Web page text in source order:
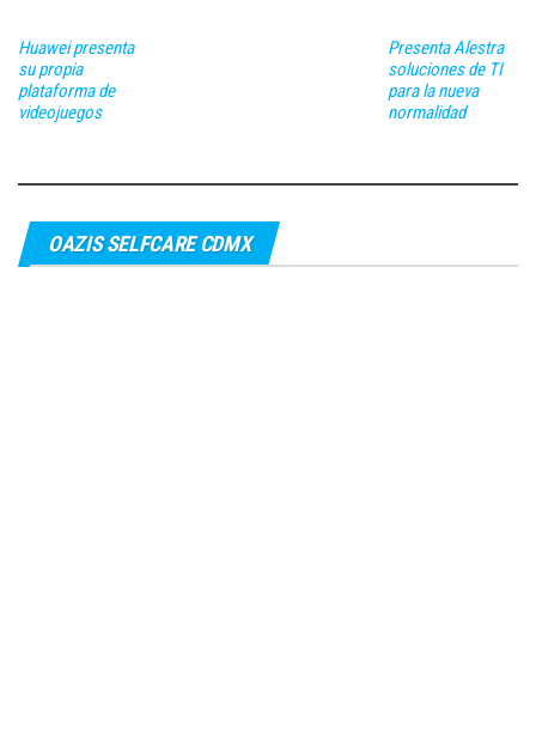
Huawei presenta
su propia
plataforma de
videojuegos
Presenta Alestra
soluciones de TI
para la nueva
normalidad
OAZIS SELFCARE CDMX